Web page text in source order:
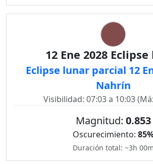
12 Ene 2028
Eclipse lunar parcial 12
Nahrín
Visibilidad: 07:03 a 10:03
Magnitud: 0.853
Oscurecimiento:
Duración total: ~3h 00m